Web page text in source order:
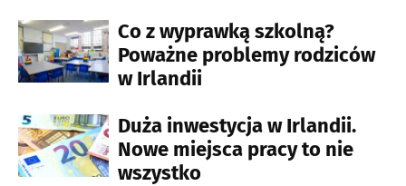
Co z wyprawką szkolną?
Poważne problemy rodziców
w Irlandii
Duża inwestycja w Irlandii.
Nowe miejsca pracy to nie
wszystko